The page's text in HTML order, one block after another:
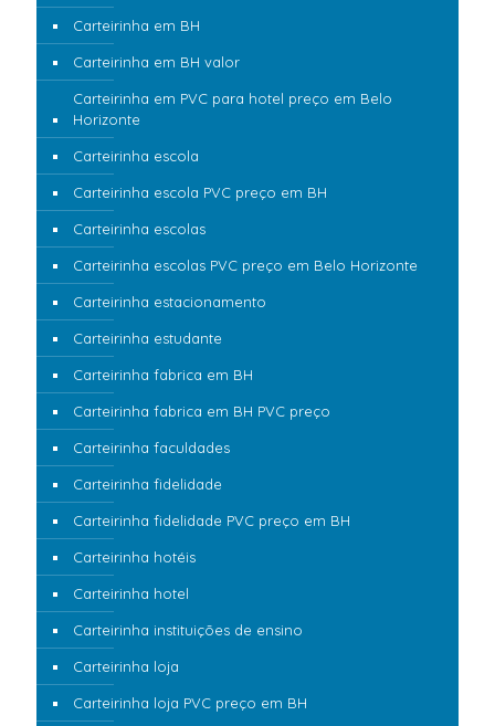
Carteirinha em BH
Carteirinha em BH valor
Carteirinha em PVC para hotel preço em Belo
Horizonte
Carteirinha escola
Carteirinha escola PVC preço em BH
Carteirinha escolas
Carteirinha escolas PVC preço em Belo Horizonte
Carteirinha estacionamento
Carteirinha estudante
Carteirinha fabrica em BH
Carteirinha fabrica em BH PVC preço
Carteirinha faculdades
Carteirinha fidelidade
Carteirinha fidelidade PVC preço em BH
Carteirinha hotéis
Carteirinha hotel
Carteirinha instituições de ensino
Carteirinha loja
Carteirinha loja PVC preço em BH